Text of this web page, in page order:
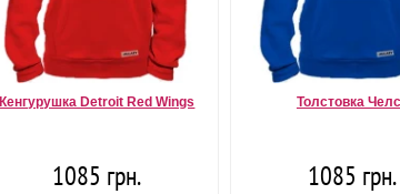
Кенгурушка Detroit Red Wings
1085 грн.
Толстовка
1085 грн.